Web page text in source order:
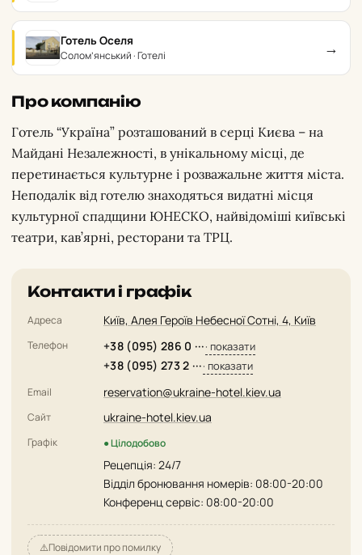
Готель Оселя
Солом’янський · Готелі →
Про компанію
Готель “Україна” розташований в серці Києва – на
Майдані Незалежності, в унікальному місці, де
перетинається культурне і розважальне життя міста.
Неподалік від готелю знаходяться видатні місця
культурної спадщини ЮНЕСКО, найвідоміші київські
театри, кав’ярні, ресторани та ТРЦ.
Контакти і графік
Адреса Київ, Алея Героїв Небесної Сотні, 4, Київ
Телефон +38 (095) 286 0 ···· показати
+38 (095) 273 2 ···· показати
Email reservation@ukraine-hotel.kiev.ua
Сайт ukraine-hotel.kiev.ua
Графік ● Цілодобово
Рецепція: 24/7
Відділ бронювання номерів: 08:00-20:00
Конференц сервіс: 08:00-20:00
⚠️Повідомити про помилку